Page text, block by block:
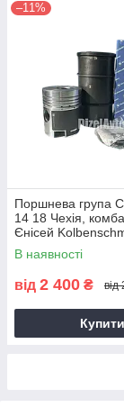
–11%
Поршнева група
14 18 Чехія,
Єнісей
В наявності
від 2 400 ₴ від
Купити